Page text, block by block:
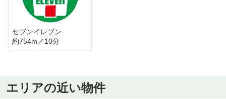
セブンイレブン
約754m／10分
エリアの近い物件